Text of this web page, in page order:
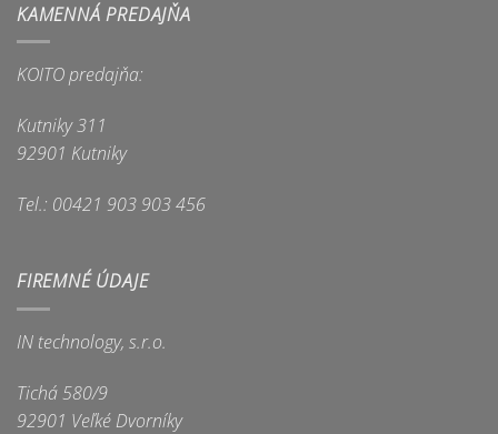
KAMENNÁ PREDAJŇA
KOITO predajňa:
Kutniky 311
92901 Kutniky
Tel.: 00421 903 903 456
FIREMNÉ ÚDAJE
IN technology, s.r.o.
Tichá 580/9
92901 Veľké Dvorníky